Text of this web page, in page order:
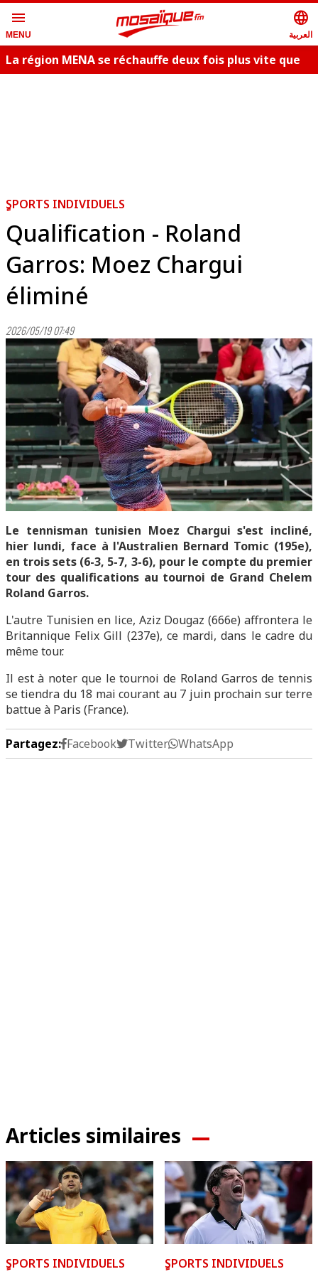
menu
MENU
language
العربية
La région MENA se réchauffe deux fois plus vite que
ٍSPORTS INDIVIDUELS
Qualification - Roland
Garros: Moez Chargui
éliminé
2026/05/19 07:49
Le tennisman tunisien Moez Chargui s'est incliné,
hier lundi, face à l'Australien Bernard Tomic (195e),
en trois sets (6-3, 5-7, 3-6), pour le compte du premier
tour des qualifications au tournoi de Grand Chelem
Roland Garros.
L'autre Tunisien en lice, Aziz Dougaz (666e) affrontera le
Britannique Felix Gill (237e), ce mardi, dans le cadre du
même tour.
Il est à noter que le tournoi de Roland Garros de tennis
se tiendra du 18 mai courant au 7 juin prochain sur terre
battue à Paris (France).
Partagez: Facebook Twitter WhatsApp
Articles similaires
ٍSPORTS INDIVIDUELS ٍSPORTS INDIVIDUELS